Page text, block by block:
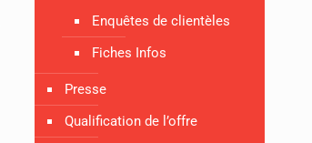
Enquêtes de clientèles
Fiches Infos
Presse
Qualification de l’offre